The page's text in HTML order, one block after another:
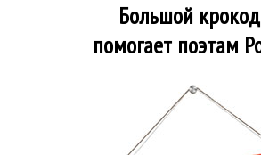
Большой
помогает поэтам